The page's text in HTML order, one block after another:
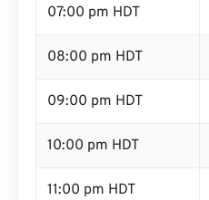
07:00 pm HDT
08:00 pm HDT
09:00 pm HDT
10:00 pm HDT
11:00 pm HDT